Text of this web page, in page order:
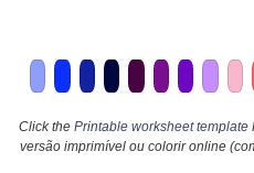
Click the Printable worksheet template
versão imprimível ou colorir online